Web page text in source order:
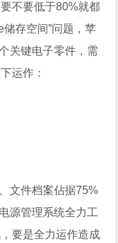
不要低于80%就都
存空间”问题，苹
关键电子零件，需
运作：
文件档案佔据75%
源管理系统全力工
要是全力运作造成